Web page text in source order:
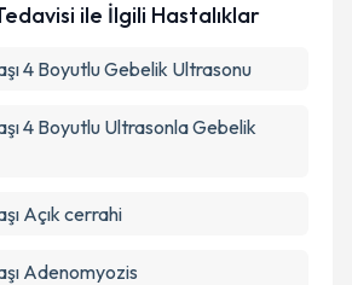
Takvim Talebini Gönder
ile İlgili Hastalıklar
4 Boyutlu Gebelik Ultrasonu
4 Boyutlu Ultrasonla Gebelik
Açık cerrahi
Adenomyozis